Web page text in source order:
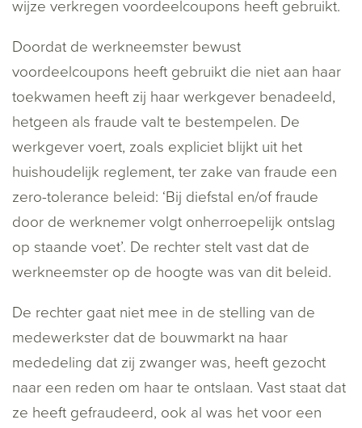
wijze verkregen voordeelcoupons heeft gebruikt.
Doordat de werkneemster bewust
voordeelcoupons heeft gebruikt die niet aan haar
toekwamen heeft zij haar werkgever benadeeld,
hetgeen als fraude valt te bestempelen. De
werkgever voert, zoals expliciet blijkt uit het
huishoudelijk reglement, ter zake van fraude een
zero-tolerance beleid: ‘Bij diefstal en/of fraude
door de werknemer volgt onherroepelijk ontslag
op staande voet’. De rechter stelt vast dat de
werkneemster op de hoogte was van dit beleid.
De rechter gaat niet mee in de stelling van de
medewerkster dat de bouwmarkt na haar
mededeling dat zij zwanger was, heeft gezocht
naar een reden om haar te ontslaan. Vast staat dat
ze heeft gefraudeerd, ook al was het voor een